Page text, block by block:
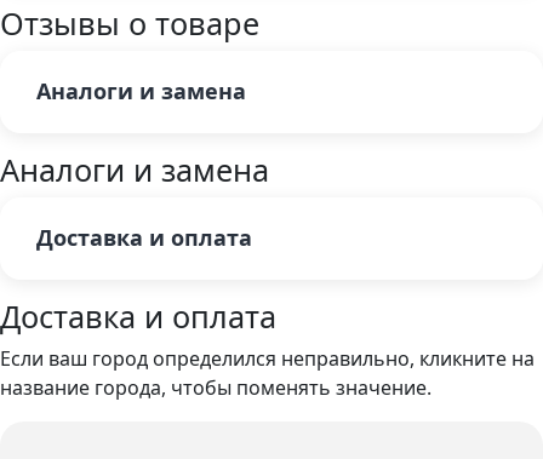
Отзывы о товаре
Аналоги и замена
Аналоги и замена
Доставка и оплата
Доставка и оплата
Если ваш город определился неправильно, кликните на
название города, чтобы поменять значение.